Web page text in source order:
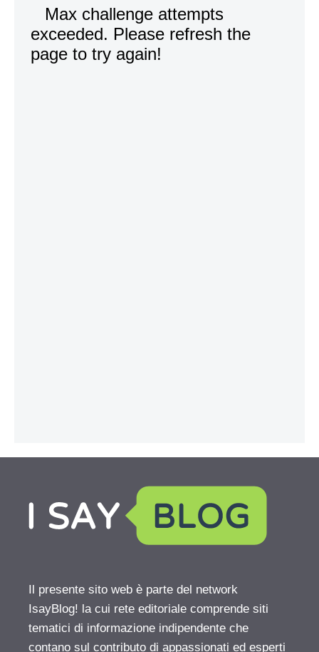
Il presente sito web è parte del network
IsayBlog! la cui rete editoriale comprende siti
tematici di informazione indipendente che
contano sul contributo di appassionati ed esperti